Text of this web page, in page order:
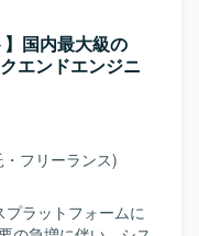
距離で開発したい
大きい環境を前向
周囲を巻き込みつ
を積極的に活用し
興味があり、チー
していただきたい
扱う技術基盤に直
提の開発プロセス
働く経験を積むこと
Engineering、SRE
ます。 場合によっ
も携わっていただ
アーキテクチャを
す。 自社サービス
や設計にも関わっ
を中心に、データモ
わることができま
エンドなど他領域に
国内最大級の
エンドエンジニ
フリーランス)